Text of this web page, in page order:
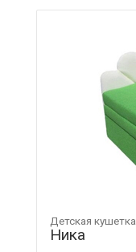
Детская кушетка
Ника